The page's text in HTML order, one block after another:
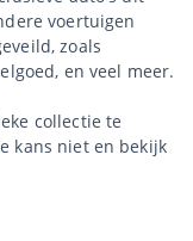
voertuigen
zoals
en veel meer.
collectie te
kans niet en bekijk